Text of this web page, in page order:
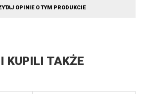
OPINIE O TYM PRODUKCIE
KUPILI TAKŻE